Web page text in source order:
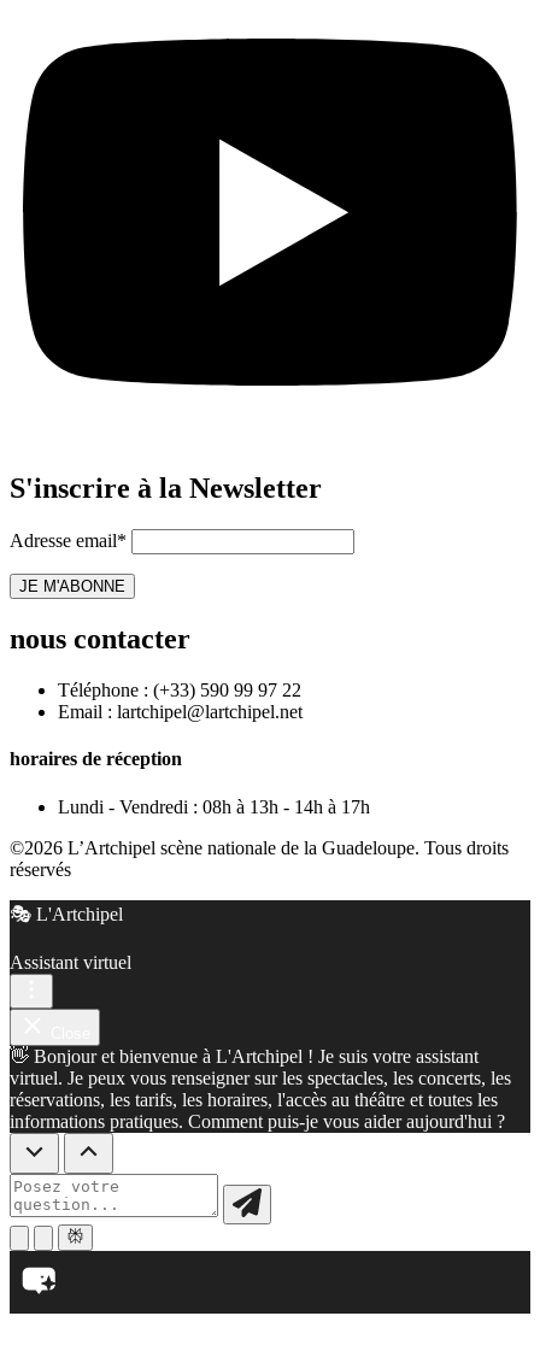
S'inscrire à la Newsletter
Adresse email*
nous contacter
Téléphone : (+33) 590 99 97 22
Email : lartchipel@lartchipel.net
horaires de réception
Lundi - Vendredi : 08h à 13h - 14h à 17h
©2026 L’Artchipel scène nationale de la Guadeloupe. Tous droits
réservés
🎭 L'Artchipel
Assistant virtuel
👋 Bonjour et bienvenue à L'Artchipel ! Je suis votre assistant
virtuel. Je peux vous renseigner sur les spectacles, les concerts, les
réservations, les tarifs, les horaires, l'accès au théâtre et toutes les
informations pratiques. Comment puis-je vous aider aujourd'hui ?